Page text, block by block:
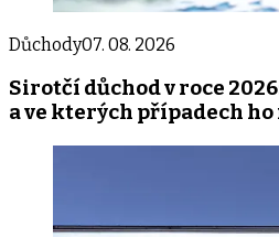
Důchody07. 08. 2026
Sirotčí důchod v roce
a ve kterých případech